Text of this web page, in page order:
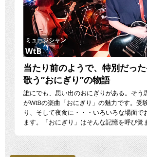
ミュージシャン
WtB
当たり前のようで、特別だ
歌う“おにぎり”の物語
誰にでも、思い出のおにぎりがある。そう
がWtBの楽曲「おにぎり」の魅力です。受
り、そして夜食に・・・いろいろな場面で
ます。「おにぎり」はそんな記憶を呼び覚